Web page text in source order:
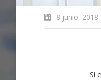
8 junio, 2018
Si